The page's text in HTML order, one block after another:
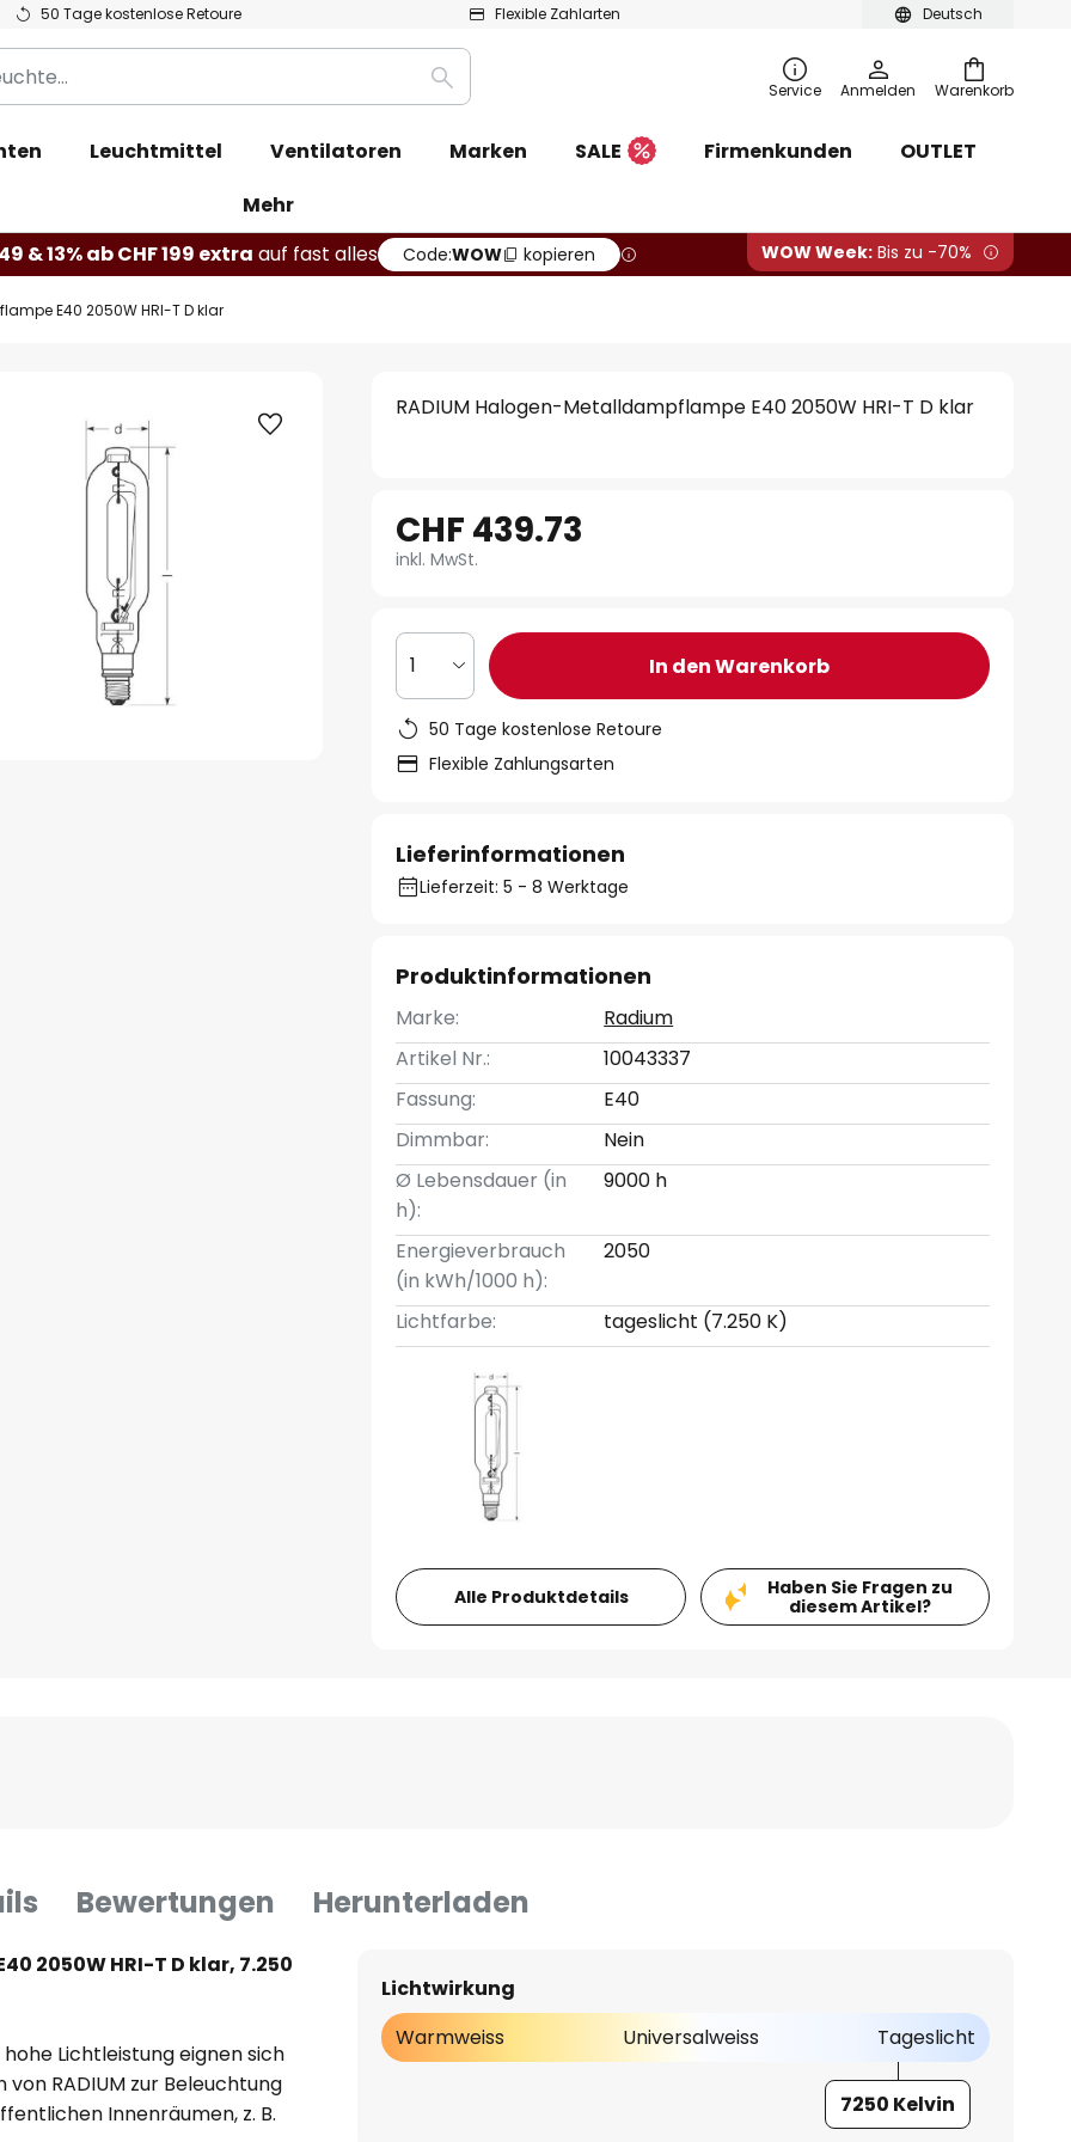
Deutsch
50 Tage kostenlose Retoure Flexible Zahlarten
Warenkorb
Suche Service Anmelden
Leuchtmittel Ventilatoren Marken SALE Firmenkunden
OUTLET
Mehr
& 13% ab CHF 199 extra auf fast alles Code:WOW kopieren WOW Week: Bis zu -70%
E40 2050W HRI-T D klar
RADIUM Halogen-Metalldampflampe E40 2050W HRI-T D klar
CHF 439.73
inkl. MwSt.
1 In den Warenkorb
50 Tage kostenlose Retoure
Flexible Zahlungsarten
Lieferinformationen
Lieferzeit: 5 - 8 Werktage
Produktinformationen
Marke:
Radium
Artikel Nr.:
10043337
Fassung:
E40
Dimmbar:
Nein
Ø Lebensdauer (in
h):
9000 h
Energieverbrauch
(in kWh/1000 h):
2050
Lichtfarbe: tageslicht (7.250 K)
Alle Produktdetails
Haben Sie Fragen zu
diesem Artikel?
Bewertungen Herunterladen
2050W HRI-T D klar, 7.250
Lichtleistung eignen sich
RADIUM zur Beleuchtung
Innenräumen, z. B.
Lichtwirkung
Warmweiss
Universalweiss Tageslicht
7250 Kelvin